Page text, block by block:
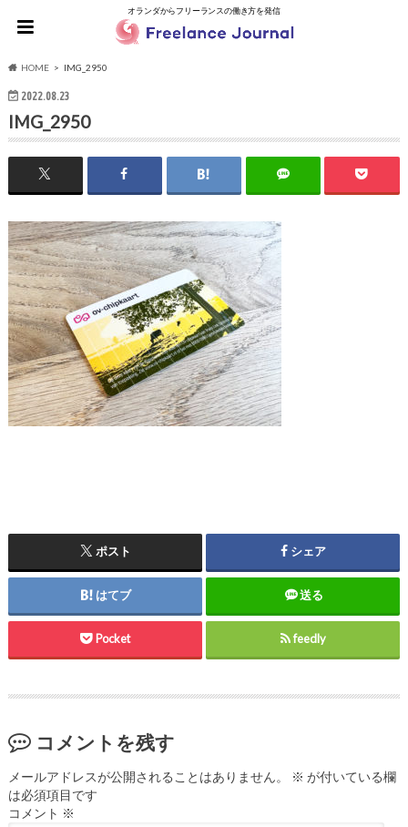
オランダからフリーランスの働き方を発信
HOME IMG_2950
2022.08.23
IMG_2950
ポスト シェア
はてブ 送る
Pocket feedly
コメントを残す
メールアドレスが公開されることはありません。 ※ が付いている欄
は必須項目です
コメント ※